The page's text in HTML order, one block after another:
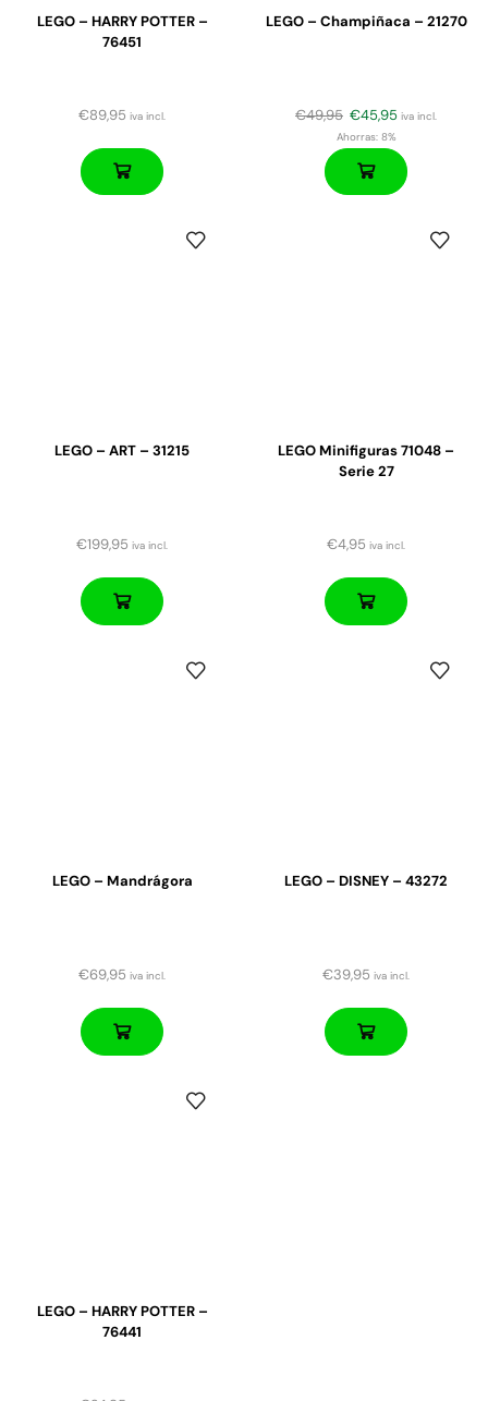
LEGO – HARRY POTTER –
76451
€89,95 iva incl.
LEGO – Champiñaca – 21270
€49,95 €45,95 iva incl.
Ahorras:8%
LEGO – ART – 31215
€199,95 iva incl.
LEGO Minifiguras 71048 –
Serie 27
€4,95 iva incl.
LEGO – Mandrágora
€69,95 iva incl.
LEGO – DISNEY – 43272
€39,95 iva incl.
LEGO – HARRY POTTER –
76441